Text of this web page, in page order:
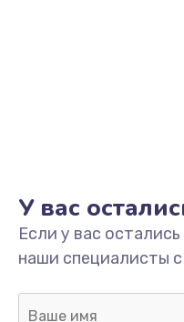
У вас
Если у вас
наши специалисты